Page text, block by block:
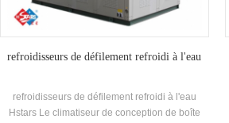
refroidisseurs de défilement refroidi à l'eau
refroidisseurs de défilement refroidi à l'eau
Hstars Le climatiseur de conception de boîte